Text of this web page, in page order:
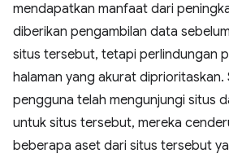
mendapatkan manfaat dari
diberikan pengambilan data
situs tersebut, tetapi perlindungan
halaman yang akurat diprioritaskan.
pengguna telah mengunjungi situs
untuk situs tersebut, mereka
beberapa aset dari situs tersebut